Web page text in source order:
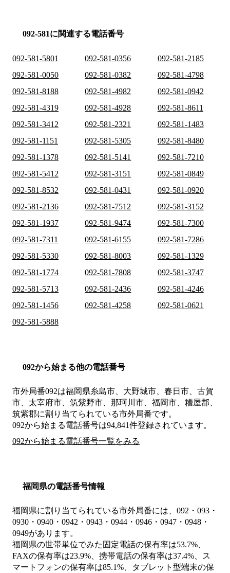
092-581に関連する電話番号
092-581-5801 092-581-0356
092-581-2185
092-581-0050
092-581-0382
092-581-4798
092-581-8188
092-581-4982
092-581-0942
092-581-4319
092-581-4928
092-581-8611
092-581-3412
092-581-2321
092-581-1483
092-581-1151
092-581-5305
092-581-8480
092-581-1378
092-581-5141
092-581-7210
092-581-5412
092-581-3151
092-581-0849
092-581-8532
092-581-0431
092-581-0920
092-581-2136
092-581-7512
092-581-3152
092-581-1937
092-581-9474
092-581-7300
092-581-7311
092-581-6155
092-581-7286
092-581-5330
092-581-8003
092-581-1329
092-581-1774
092-581-7808
092-581-3747
092-581-5713
092-581-2436
092-581-4246
092-581-1456
092-581-4258
092-581-0621
092-581-5888
092から始まる他の電話番号
市外局番092は福岡県糸島市、大野城市、春日市、古賀
市、太宰府市、筑紫野市、那珂川市、福岡市、糟屋郡、
筑紫郡に割り当てられている市外局番です。
092から始まる電話番号は94,841件登録されています。
092から始まる電話番号一覧をみる
福岡県の電話番号情報
福岡県に割り当てられている市外局番には、092・093・
0930・0940・0942・0943・0944・0946・0947・0948・
0949があります。
福岡県の世帯単位でみた固定電話の保有率は53.7%、
FAXの保有率は23.9%、携帯電話の保有率は37.4%、ス
マートフォンの保有率は85.1%、タブレット型端末の保